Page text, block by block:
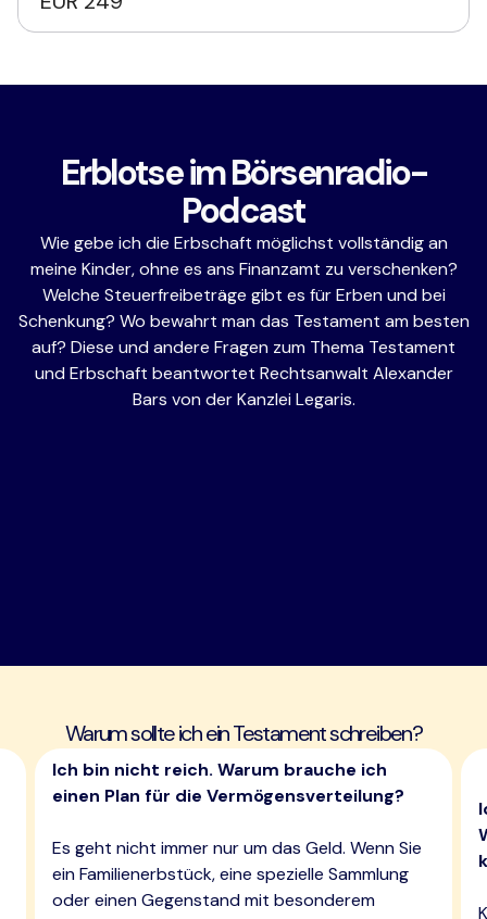
Erblotse im Börsenradio-
Podcast
Wie gebe ich die Erbschaft möglichst vollständig an
meine Kinder, ohne es ans Finanzamt zu verschenken?
Welche Steuerfreibeträge gibt es für Erben und bei
Schenkung? Wo bewahrt man das Testament am besten
auf? Diese und andere Fragen zum Thema Testament
und Erbschaft beantwortet Rechtsanwalt Alexander
Bars von der Kanzlei Legaris.
Warum sollte ich ein Testament schreiben?
Ich bin nicht reich. Warum brauche ich
einen Plan für die Vermögensverteilung?
Es geht nicht immer nur um das Geld. Wenn Sie
ein Familienerbstück, eine spezielle Sammlung
oder einen Gegenstand mit besonderem